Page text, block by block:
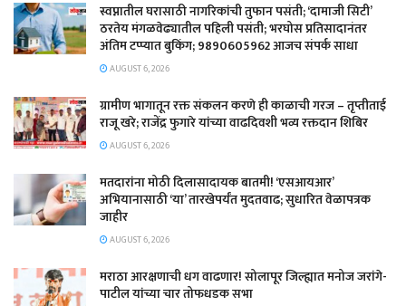
स्वप्नातील घरासाठी नागरिकांची तुफान पसंती; ‘दामाजी सिटी’
ठरतेय मंगळवेढ्यातील पहिली पसंती; भरघोस प्रतिसादानंतर
अंतिम टप्प्यात बुकिंग; 9890605962 आजच संपर्क साधा
AUGUST 6, 2026
ग्रामीण भागातून रक्त संकलन करणे ही काळाची गरज – तृप्तीताई
राजू खरे; राजेंद्र फुगारे यांच्या वाढदिवशी भव्य रक्तदान शिबिर
AUGUST 6, 2026
मतदारांना मोठी दिलासादायक बातमी! ‘एसआयआर’
अभियानासाठी ‘या’ तारखेपर्यंत मुदतवाढ; सुधारित वेळापत्रक
जाहीर
AUGUST 6, 2026
मराठा आरक्षणाची धग वाढणार! सोलापूर जिल्ह्यात मनोज जरांगे-
पाटील यांच्या चार तोफधडक सभा